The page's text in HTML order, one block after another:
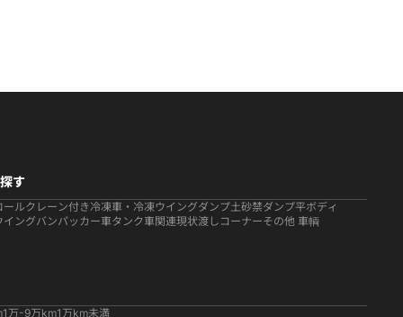
す
ールクレーン付き冷凍車・冷凍ウイングダンプ土砂禁ダンプ平ボディ
イングバンパッカー車タンク車関連現状渡しコーナーその他 車輌
1万-9万km1万km未満